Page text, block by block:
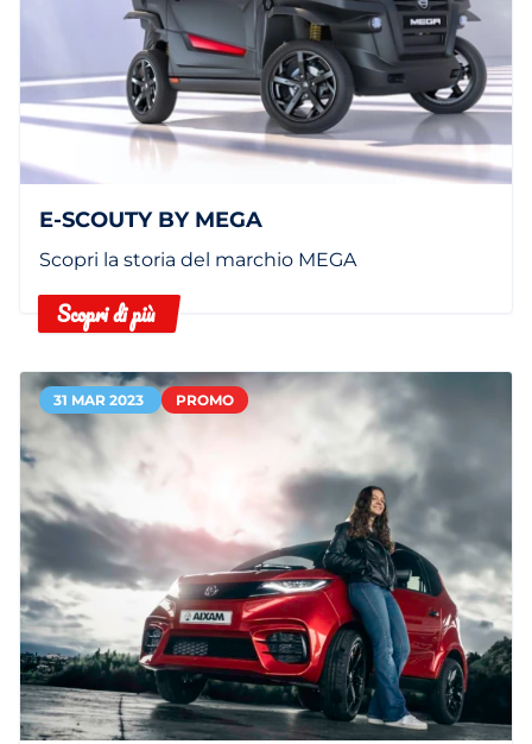
E-SCOUTY BY MEGA
Scopri la storia del marchio MEGA
Scopri di più
31 MAR 2023 PROMO